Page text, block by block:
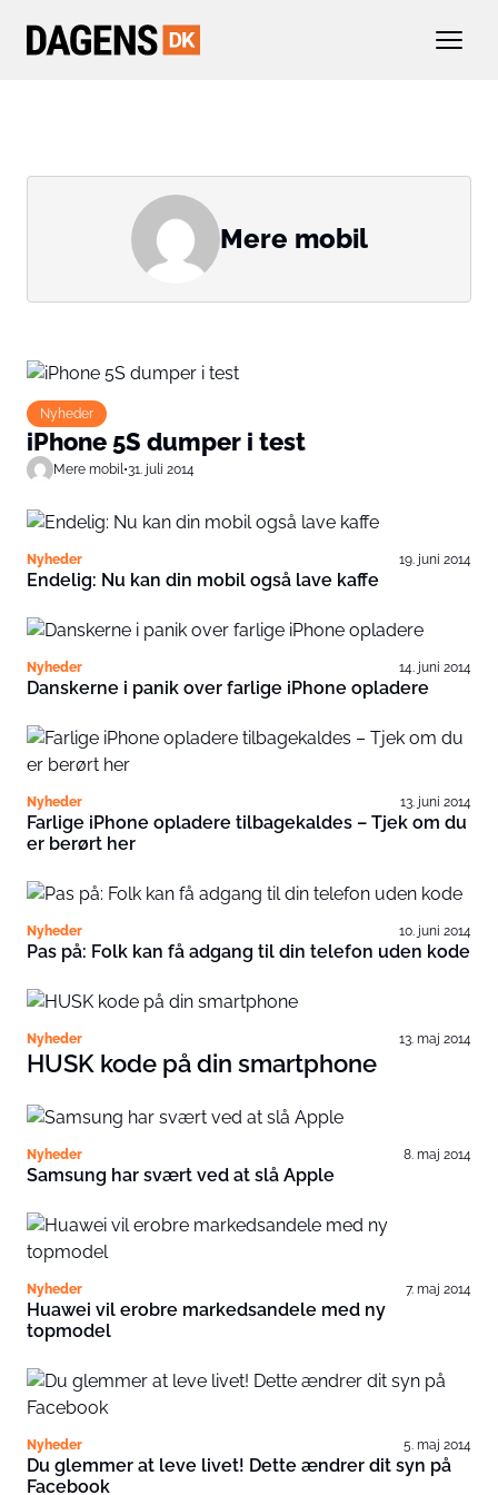
Mere mobil
Nyheder
iPhone 5S dumper i test
Mere mobil•31. juli 2014
Nyheder 19. juni 2014
Endelig: Nu kan din mobil også lave kaffe
Nyheder 14. juni 2014
Danskerne i panik over farlige iPhone opladere
Nyheder 13. juni 2014
Farlige iPhone opladere tilbagekaldes – Tjek om du
er berørt her
Nyheder 10. juni 2014
Pas på: Folk kan få adgang til din telefon uden kode
Nyheder 13. maj 2014
HUSK kode på din smartphone
Nyheder 8. maj 2014
Samsung har svært ved at slå Apple
Nyheder 7. maj 2014
Huawei vil erobre markedsandele med ny
topmodel
Nyheder 5. maj 2014
Du glemmer at leve livet! Dette ændrer dit syn på
Facebook